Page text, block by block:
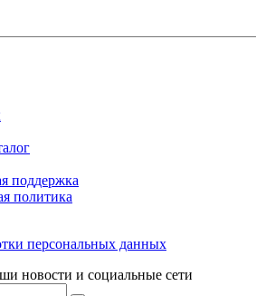
поддержка
политика
персональных данных
новости и социальные сети